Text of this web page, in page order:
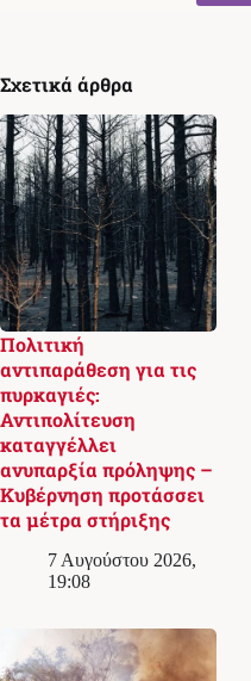
Σχετικά άρθρα
Πολιτική
αντιπαράθεση για τις
πυρκαγιές:
Αντιπολίτευση
καταγγέλλει
ανυπαρξία πρόληψης –
Κυβέρνηση προτάσσει
τα μέτρα στήριξης
7 Αυγούστου 2026,
19:08